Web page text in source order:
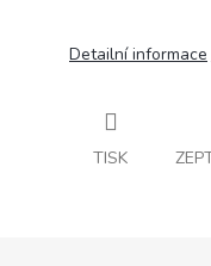
Detailní informace
TISK